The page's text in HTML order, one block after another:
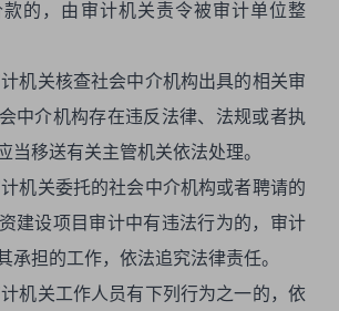
的，由审计机关责令被审计单位整
机关核查社会中介机构出具的相关审
中介机构存在违反法律、法规或者执
当移送有关主管机关依法处理。
机关委托的社会中介机构或者聘请的
建设项目审计中有违法行为的，审计
承担的工作，依法追究法律责任。
机关工作人员有下列行为之一的，依